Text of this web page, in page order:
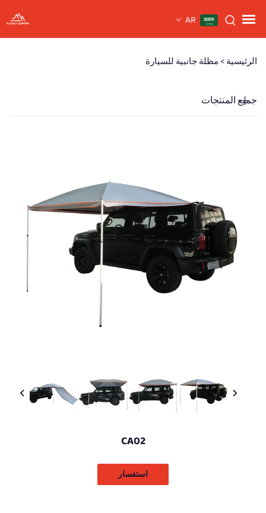
AR
الرئيسية >مظلة جانبية للسيارة
جميع المنتجات
CA02
استفسار